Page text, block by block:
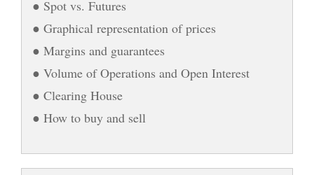
● Spot vs. Futures
● Graphical representation of prices
● Margins and guarantees
● Volume of Operations and Open Interest
● Clearing House
● How to buy and sell